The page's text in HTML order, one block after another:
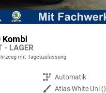
Kombi
- LAGER
mit Tageszulassung
Getriebe Automatik
Außenfarbe Atlas White Uni ()